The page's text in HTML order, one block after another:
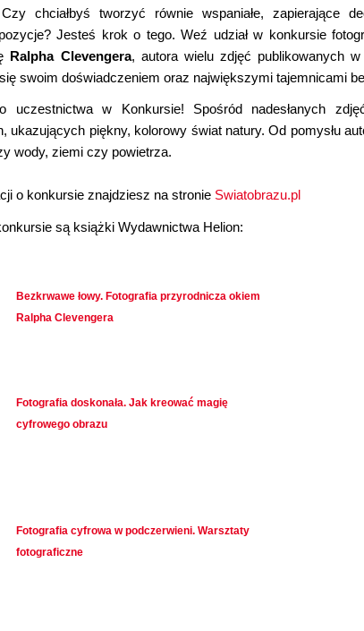
chciałbyś tworzyć równie wspaniałe, zapierające
Jesteś krok o tego. Weź udział w konkursie
Ralpha Clevengera, autora wielu zdjęć publikowanych
się swoim doświadczeniem oraz największymi tajemnicami
uczestnictwa w Konkursie! Spośród nadesłanych
ukazujących piękny, kolorowy świat natury. Od pomysłu
wody, ziemi czy powietrza.
o konkursie znajdziesz na stronie Swiatobrazu.pl
są książki Wydawnictwa Helion:
Bezkrwawe łowy. Fotografia przyrodnicza okiem
Ralpha Clevengera
Fotografia doskonała. Jak kreować magię
cyfrowego obrazu
Fotografia cyfrowa w podczerwieni. Warsztaty
fotograficzne